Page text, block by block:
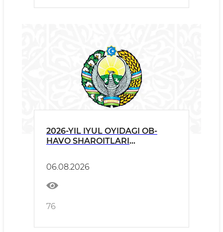
2026-YIL IYUL OYIDAGI OB-
HAVO SHAROITLARI
06.08.2026
76